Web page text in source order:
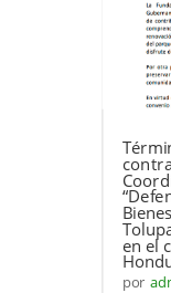
en el
por